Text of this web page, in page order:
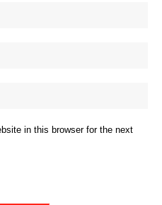
in this browser for the next